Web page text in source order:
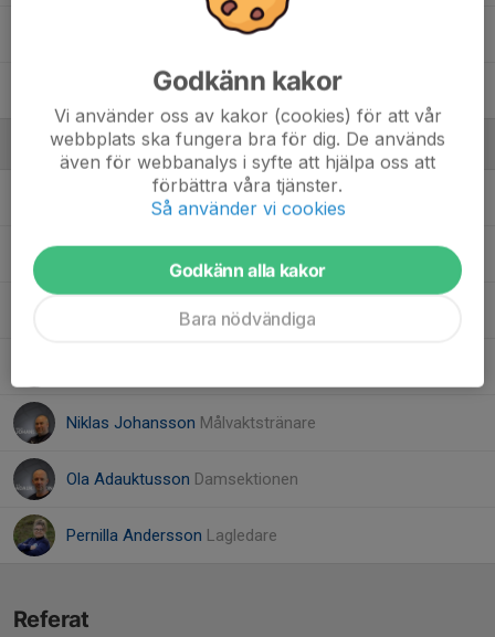
Ledare
Felix Petersson-EkHjälpredare
Ledare
Niklas Johansson Målvaktstränare
Ola Adauktusson Damsektionen
Pernilla Andersson Lagledare
Referat
Godkänn kakor
Vi använder oss av kakor (cookies) för att vår
webbplats ska fungera bra för dig. De används
även för webbanalys i syfte att hjälpa oss att
förbättra våra tjänster.
Så använder vi cookies
Godkänn alla kakor
Bara nödvändiga